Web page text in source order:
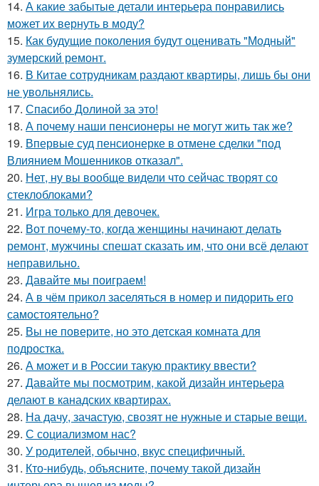
14. А какие забытые детали интерьера понравились
может их вернуть в моду?
15. Как будущие поколения будут оценивать "Модный"
зумерский ремонт.
16. В Китае сотрудникам раздают квартиры, лишь бы они
не увольнялись.
17. Спасибо Долиной за это!
18. А почему наши пенсионеры не могут жить так же?
19. Впервые суд пенсионерке в отмене сделки "под
Влиянием Мошенников отказал".
20. Нет, ну вы вообще видели что сейчас творят со
стеклоблоками?
21. Игра только для девочек.
22. Вот почему-то, когда женщины начинают делать
ремонт, мужчины спешат сказать им, что они всё делают
неправильно.
23. Давайте мы поиграем!
24. А в чём прикол заселяться в номер и пидорить его
самостоятельно?
25. Вы не поверите, но это детская комната для
подростка.
26. А может и в России такую практику ввести?
27. Давайте мы посмотрим, какой дизайн интерьера
делают в канадских квартирах.
28. На дачу, зачастую, свозят не нужные и старые вещи.
29. С социализмом нас?
30. У родителей, обычно, вкус специфичный.
31. Кто-нибудь, объясните, почему такой дизайн